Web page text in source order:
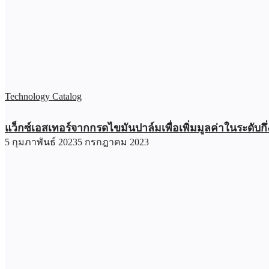
Technology Catalog
แว็กซ์เอสเทอร์จากกรดไขมันปาล์มเพื่อเพิ่มมูลค่าในระดับ
5 กุมภาพันธ์ 20235 กรกฎาคม 2023